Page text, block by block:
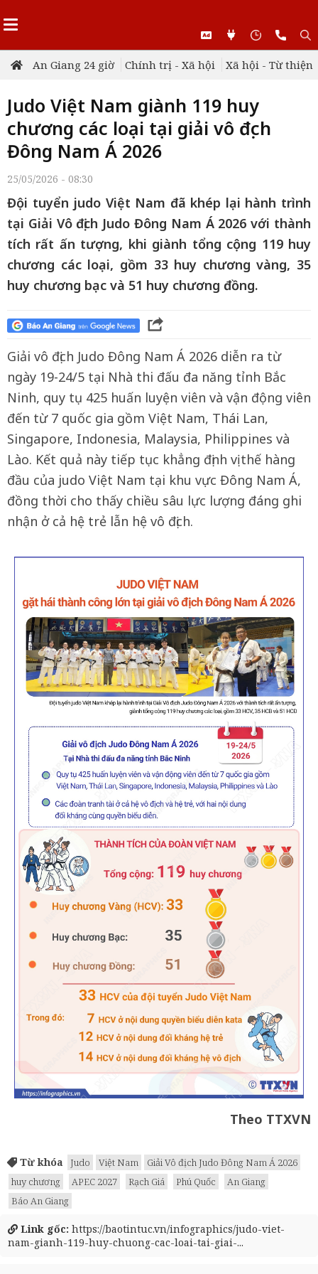
An Giang 24 giờ Chính trị - Xã hội Xã hội - Từ thiện
Judo Việt Nam giành 119 huy
chương các loại tại giải vô địch
Đông Nam Á 2026
25/05/2026 - 08:30
Đội tuyển judo Việt Nam đã khép lại hành trình
tại Giải Vô địch Judo Đông Nam Á 2026 với thành
tích rất ấn tượng, khi giành tổng cộng 119 huy
chương các loại, gồm 33 huy chương vàng, 35
huy chương bạc và 51 huy chương đồng.
Giải vô địch Judo Đông Nam Á 2026 diễn ra từ
ngày 19-24/5 tại Nhà thi đấu đa năng tỉnh Bắc
Ninh, quy tụ 425 huấn luyện viên và vận động viên
đến từ 7 quốc gia gồm Việt Nam, Thái Lan,
Singapore, Indonesia, Malaysia, Philippines và
Lào. Kết quả này tiếp tục khẳng định vị thế hàng
đầu của judo Việt Nam tại khu vực Đông Nam Á,
đồng thời cho thấy chiều sâu lực lượng đáng ghi
nhận ở cả hệ trẻ lẫn hệ vô địch.
Theo TTXVN
Từ khóa Judo Việt Nam
Giải Vô địch Judo Đông Nam Á 2026
huy chương
APEC 2027 Rạch Giá Phú Quốc
An Giang
Báo An Giang
Link gốc: https://baotintuc.vn/infographics/judo-viet-
nam-gianh-119-huy-chuong-cac-loai-tai-giai-...